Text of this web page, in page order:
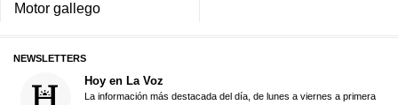
Motor gallego
NEWSLETTERS
Hoy en La Voz
La información más destacada del día, de lunes a viernes a primera